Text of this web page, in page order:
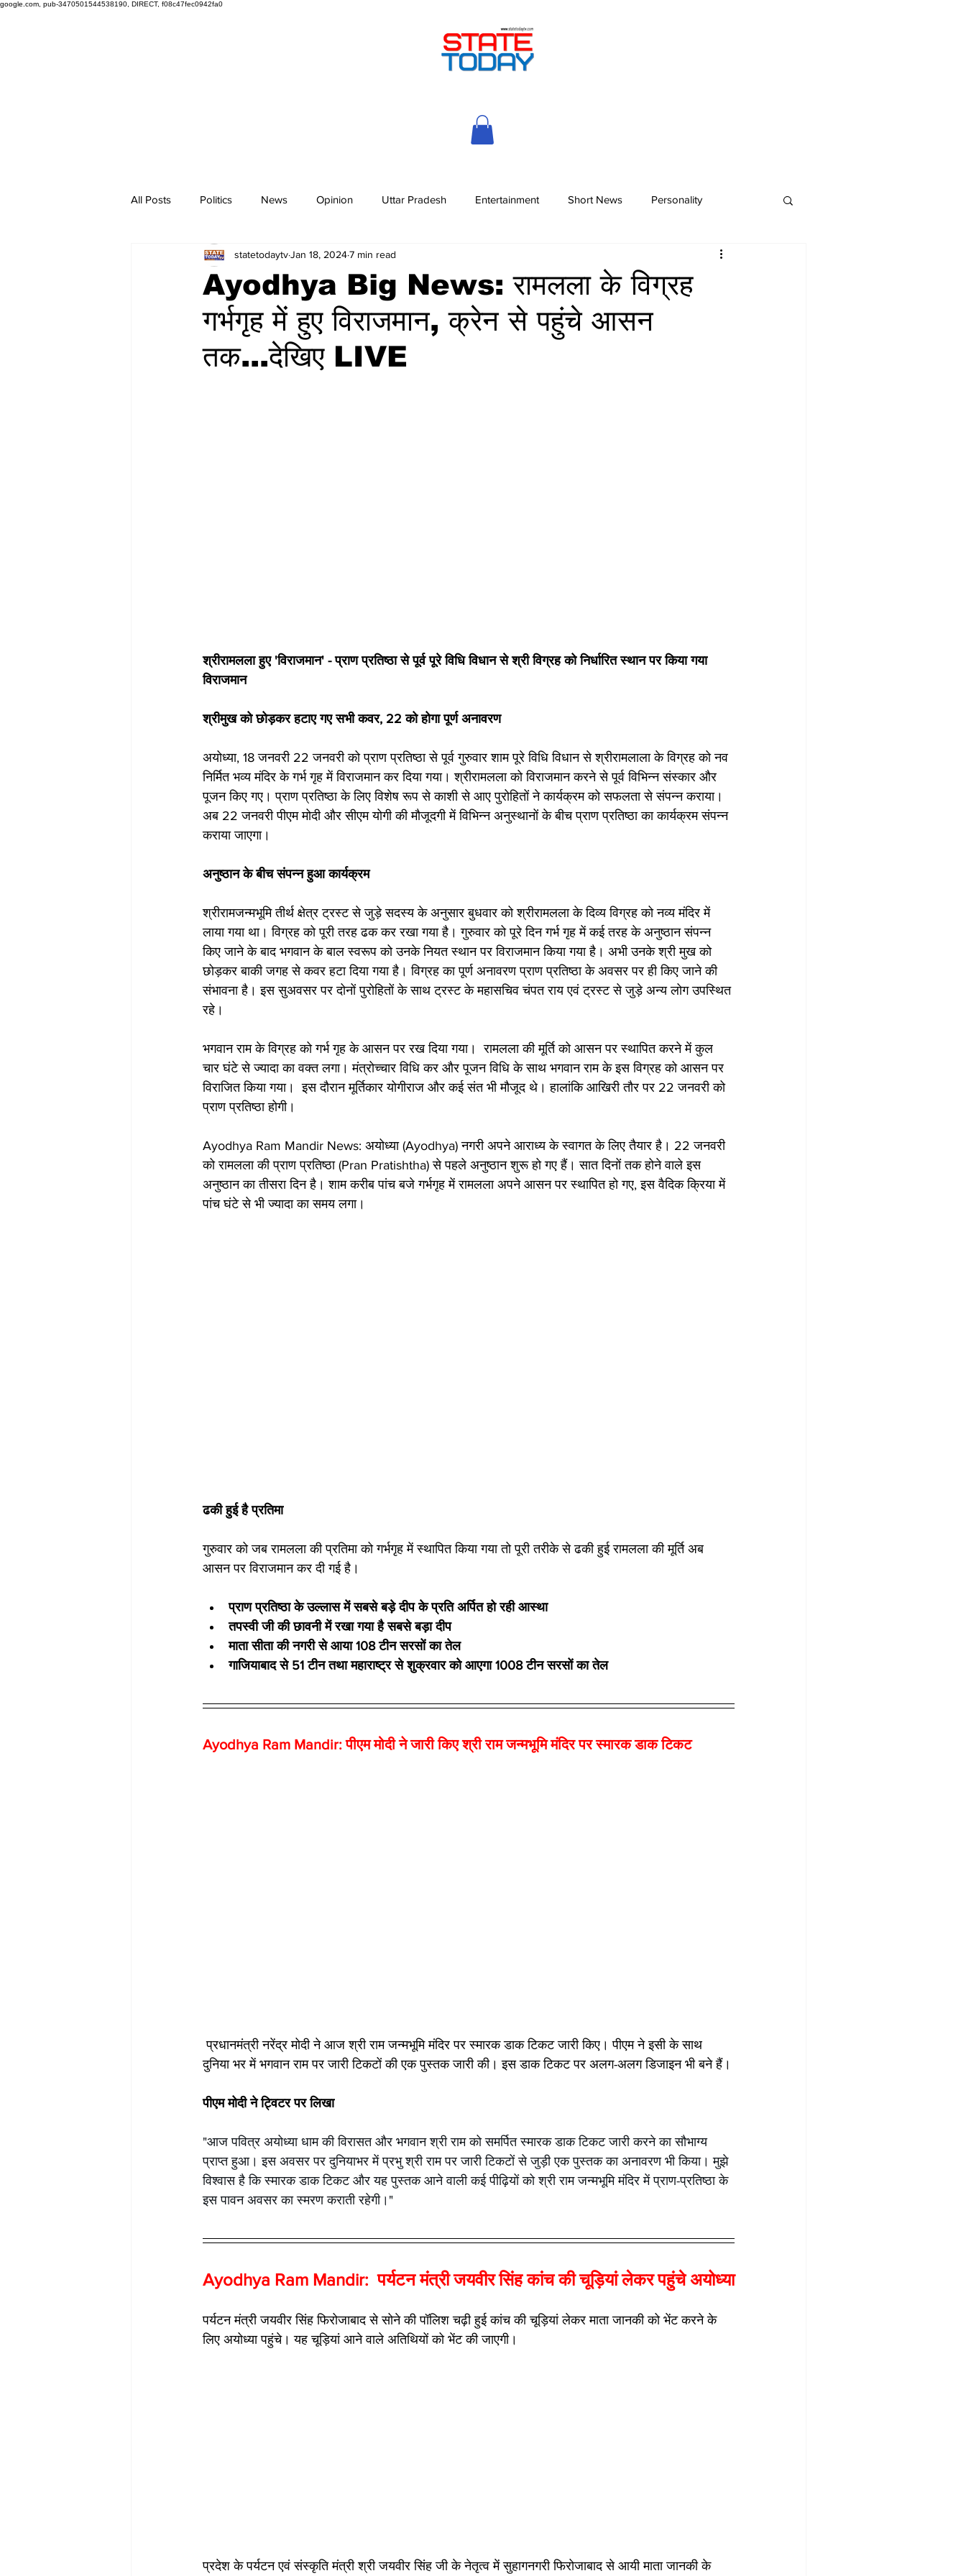
google.com, pub-3470501544538190, DIRECT, f08c47fec0942fa0
All Posts Politics News Opinion Uttar Pradesh Entertainment Short News Personality
Ayodhya Big News: रामलला के विग्रह
गर्भगृह में हुए विराजमान, क्रेन से पहुंचे आसन
तक...देखिए LIVE
statetodaytvJan 18, 20247 min read
श्रीरामलला हुए 'विराजमान' - प्राण प्रतिष्ठा से पूर्व पूरे विधि विधान से श्री विग्रह को निर्धारित स्थान पर किया गया
विराजमान
श्रीमुख को छोड़कर हटाए गए सभी कवर, 22 को होगा पूर्ण अनावरण
अयोध्या, 18 जनवरी 22 जनवरी को प्राण प्रतिष्ठा से पूर्व गुरुवार शाम पूरे विधि विधान से श्रीरामलाला के विग्रह को नव
निर्मित भव्य मंदिर के गर्भ गृह में विराजमान कर दिया गया। श्रीरामलला को विराजमान करने से पूर्व विभिन्न संस्कार और
पूजन किए गए। प्राण प्रतिष्ठा के लिए विशेष रूप से काशी से आए पुरोहितों ने कार्यक्रम को सफलता से संपन्न कराया।
अब 22 जनवरी पीएम मोदी और सीएम योगी की मौजूदगी में विभिन्न अनुस्थानों के बीच प्राण प्रतिष्ठा का कार्यक्रम संपन्न
कराया जाएगा।
अनुष्ठान के बीच संपन्न हुआ कार्यक्रम
श्रीरामजन्मभूमि तीर्थ क्षेत्र ट्रस्ट से जुड़े सदस्य के अनुसार बुधवार को श्रीरामलला के दिव्य विग्रह को नव्य मंदिर में
लाया गया था। विग्रह को पूरी तरह ढक कर रखा गया है। गुरुवार को पूरे दिन गर्भ गृह में कई तरह के अनुष्ठान संपन्न
किए जाने के बाद भगवान के बाल स्वरूप को उनके नियत स्थान पर विराजमान किया गया है। अभी उनके श्री मुख को
छोड़कर बाकी जगह से कवर हटा दिया गया है। विग्रह का पूर्ण अनावरण प्राण प्रतिष्ठा के अवसर पर ही किए जाने की
संभावना है। इस सुअवसर पर दोनों पुरोहितों के साथ ट्रस्ट के महासचिव चंपत राय एवं ट्रस्ट से जुड़े अन्य लोग उपस्थित
रहे।
भगवान राम के विग्रह को गर्भ गृह के आसन पर रख दिया गया।  रामलला की मूर्ति को आसन पर स्थापित करने में कुल
चार घंटे से ज्यादा का वक्त लगा। मंत्रोच्चार विधि कर और पूजन विधि के साथ भगवान राम के इस विग्रह को आसन पर
विराजित किया गया।  इस दौरान मूर्तिकार योगीराज और कई संत भी मौजूद थे। हालांकि आखिरी तौर पर 22 जनवरी को
प्राण प्रतिष्ठा होगी।
Ayodhya Ram Mandir News: अयोध्या (Ayodhya) नगरी अपने आराध्य के स्वागत के लिए तैयार है। 22 जनवरी
को रामलला की प्राण प्रतिष्ठा (Pran Pratishtha) से पहले अनुष्ठान शुरू हो गए हैं। सात दिनों तक होने वाले इस
अनुष्ठान का तीसरा द‍िन है। शाम करीब पांच बजे गर्भगृह में रामलला अपने आसन पर स्थापित हो गए, इस वैदिक क्रिया में
पांच घंटे से भी ज्यादा का समय लगा।
ढकी हुई है प्रतिमा
गुरुवार को जब रामलला की प्रतिमा को गर्भगृह में स्थापित किया गया तो पूरी तरीके से ढकी हुई रामलला की मूर्ति अब
आसन पर विराजमान कर दी गई है।
प्राण प्रतिष्ठा के उल्लास में सबसे बड़े दीप के प्रति अर्पित हो रही आस्था
तपस्वी जी की छावनी में रखा गया है सबसे बड़ा दीप
माता सीता की नगरी से आया 108 टीन सरसों का तेल
गाजियाबाद से 51 टीन तथा महाराष्ट्र से शुक्रवार को आएगा 1008 टीन सरसों का तेल
Ayodhya Ram Mandir: पीएम मोदी ने जारी किए श्री राम जन्मभूमि मंदिर पर स्मारक डाक टिकट
प्रधानमंत्री नरेंद्र मोदी ने आज श्री राम जन्मभूमि मंदिर पर स्मारक डाक टिकट जारी किए। पीएम ने इसी के साथ
दुनिया भर में भगवान राम पर जारी टिकटों की एक पुस्तक जारी की। इस डाक टिकट पर अलग-अलग डिजाइन भी बने हैं।
पीएम मोदी ने ट्विटर पर लिखा
"आज पवित्र अयोध्या धाम की विरासत और भगवान श्री राम को समर्पित स्मारक डाक टिकट जारी करने का सौभाग्य
प्राप्त हुआ। इस अवसर पर दुनियाभर में प्रभु श्री राम पर जारी टिकटों से जुड़ी एक पुस्तक का अनावरण भी किया। मुझे
विश्वास है कि स्मारक डाक टिकट और यह पुस्तक आने वाली कई पीढ़ियों को श्री राम जन्मभूमि मंदिर में प्राण-प्रतिष्ठा के
इस पावन अवसर का स्मरण कराती रहेगी।"
Ayodhya Ram Mandir:  पर्यटन मंत्री जयवीर स‍िंह कांच की चूड़ियां लेकर पहुंचे अयोध्‍या
पर्यटन मंत्री जयवीर स‍िंह फिरोजाबाद से सोने की पॉलिश चढ़ी हुई कांच की चूड़ियां लेकर माता जानकी को भेंट करने के
लिए अयोध्‍या पहुंचे। यह चूड़ियां आने वाले अतिथियों को भेंट की जाएगी।
प्रदेश के पर्यटन एवं संस्कृति मंत्री श्री जयवीर सिंह जी के नेतृत्व में सुहागनगरी फिरोजाबाद से आयी माता जानकी के